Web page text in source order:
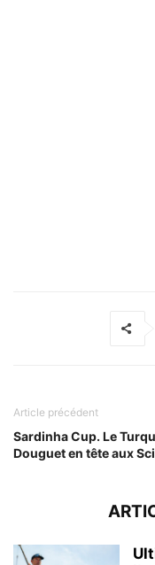
Article précédent
Sardinha Cup. Le
Douguet en tête aux